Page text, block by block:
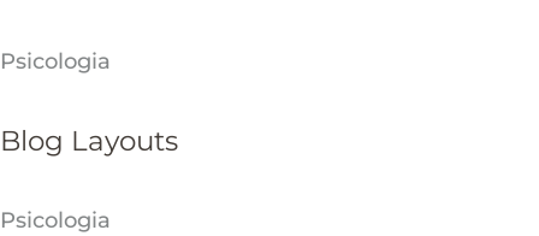
Psicologia
Blog Layouts
Psicologia